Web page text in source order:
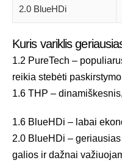
2.0 BlueHDi
Kuris variklis
1.2 PureTech –
reikia stebėti
1.6 THP –
1.6 BlueHDi – labai
2.0 BlueHDi –
galios ir dažnai